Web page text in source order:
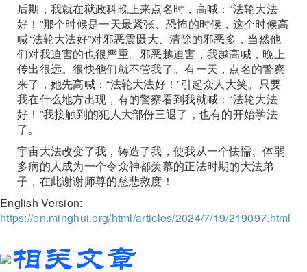
后期，我就在狱政科晚上来点名时，高喊：“法轮大法
好！”那个时候是一天最紧张、恐怖的时候，这个时候高
喊“法轮大法好”对邪恶震慑大、清除的邪恶多，当然他
们对我迫害的也很严重。邪恶越迫害，我越高喊，晚上
传出很远。很快他们就不管我了。有一天，点名的警察
来了，她先高喊：“法轮大法好！”引起众人大笑。只要
我在什么地方出现，有的警察看到我就喊：“法轮大法
好！”我接触到的犯人大部份三退了，也有的开始学法
了。
宇宙大法改变了我，铸造了我，使我从一个怯懦、体弱
多病的人成为一个令众神都羡慕的正法时期的大法弟
子，在此谢谢师尊的慈悲救度！
English Version:
https://en.minghui.org/html/articles/2024/7/19/219097.html